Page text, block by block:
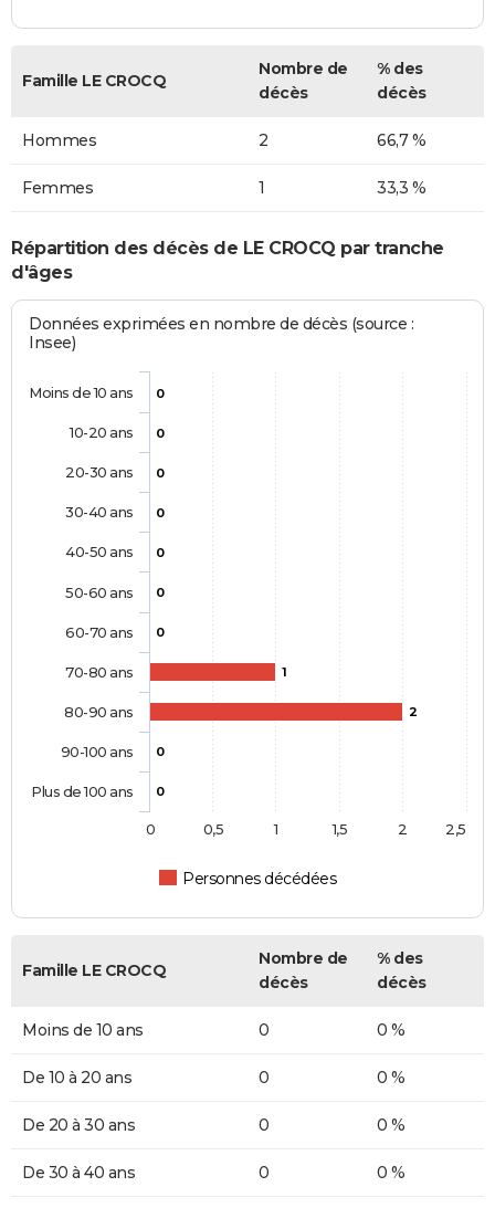
Famille LE CROCQ
Nombre de
décès
% des
décès
Hommes 2 66,7 %
Femmes 1 33,3 %
Répartition des décès de LE CROCQ par tranche
d'âges
Données exprimées en nombre de décès (source :
Insee)
0
0
0
0
0
0
0
1
2
0
0
Personnes décédées
Moins de 10 ans
10-20 ans
20-30 ans
30-40 ans
40-50 ans
50-60 ans
60-70 ans
70-80 ans
80-90 ans
90-100 ans
Plus de 100 ans
0 0,5 1 1,5 2 2,5
Famille LE CROCQ
Nombre de
décès
% des
décès
Moins de 10 ans 0 0 %
De 10 à 20 ans 0 0 %
De 20 à 30 ans 0 0 %
De 30 à 40 ans 0 0 %